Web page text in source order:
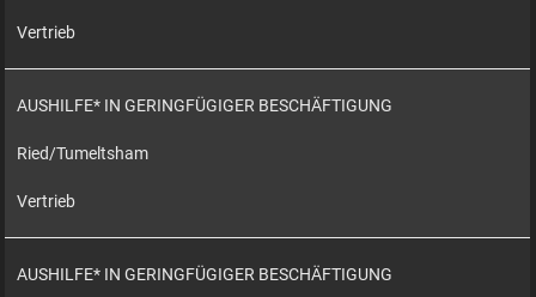
Vertrieb
AUSHILFE* IN GERINGFÜGIGER BESCHÄFTIGUNG
Ried/Tumeltsham
Vertrieb
AUSHILFE* IN GERINGFÜGIGER BESCHÄFTIGUNG